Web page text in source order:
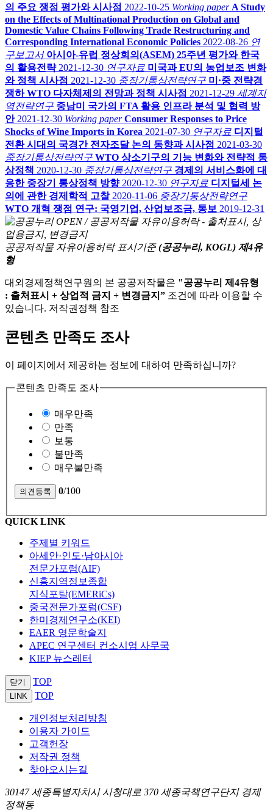
의 주요 쟁점 평가와 시사점 2022-10-25 Working paper A Study
on the Effects of Multinational Production on Global and
Domestic Value Chains Following Trade Restructuring and
Corresponding International Economic Policies 2022-08-26 연
구보고서 아시아-유럽 정상회의(ASEM) 25주년 평가와 한국
의 활용전략 2021-12-30 연구자료 미국과 EU의 농업보조 변화
와 정책 시사점 2021-12-30 중장기통상전략연구 미·중 전략경
쟁하 WTO 다자체제의 전망과 정책 시사점 2021-12-29 세계지
역전략연구 중남미 국가의 FTA 활용 인프라 분석 및 협력 방
안 2021-12-30 Working paper Consumer Responses to Price
Shocks of Wine Imports in Korea 2021-07-30 연구자료 디지털
전환 시대의 국경간 전자조달 논의 동향과 시사점 2021-03-30
중장기통상전략연구 WTO 상소기구의 기능 변화와 전략적 통
상정책 2020-12-30 중장기통상전략연구 경제의 서비스화에 대
응한 중장기 통상정책 방향 2020-12-30 연구자료 디지털세 논
의에 관한 경제학적 고찰 2020-11-06 중장기통상전략연구
WTO 개혁 쟁점 연구: 국영기업, 산업보조금, 통보 2019-12-31
공공저작물 자유이용허락 표시기준 (공공누리, KOGL) 제4유
형
대외경제정책연구원의 본 공공저작물은 "공공누리 제4유형
: 출처표시 + 상업적 금지 + 변경금지” 조건에 따라 이용할 수
있습니다. 저작권정책 참조
콘텐츠 만족도 조사
이 페이지에서 제공하는 정보에 대하여 만족하십니까?
콘텐츠 만족도 조사
매우만족
만족
보통
불만족
매우불만족
0/100
QUICK LINK
주제별 키워드
아세안·인도·남아시아
전문가포럼(AIF)
신흥지역정보종합
지식포탈(EMERiCs)
중국전문가포럼(CSF)
한미경제연구소(KEI)
EAER 영문학술지
APEC 연구센터 컨소시엄 사무국
KIEP 뉴스레터
닫기 TOP
LINK TOP
개인정보처리방침
이용자 가이드
고객헌장
저작권 정책
찾아오시는길
30147 세종특별자치시 시청대로 370 세종국책연구단지 경제
정책동